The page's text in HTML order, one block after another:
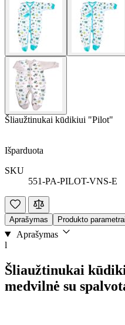
Šliaužtinukai kūdikiui "Pilot"
Išparduota
SKU
551-PA-PILOT-VNS-E
Aprašymas Produkto parametrai
Aprašymas
l
Šliaužtinukai
medvilnė su